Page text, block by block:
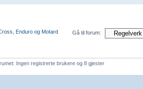
Enduro og Motard Gå til forum:
Ingen registrerte brukere og 8 gjester